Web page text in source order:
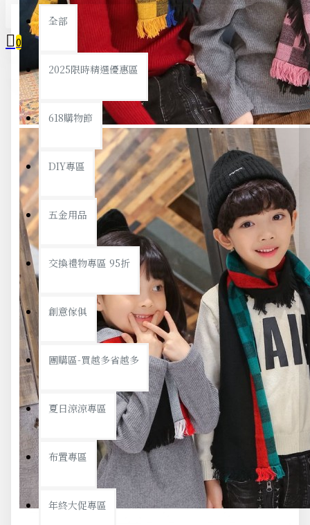
全部
2025限時精選優惠區
618購物節
DIY專區
五金用品
交換禮物專區 95折
創意傢俱
團購區-買越多省越多
夏日涼涼專區
布置專區
年終大促專區
0
您的購物車內沒有商品！